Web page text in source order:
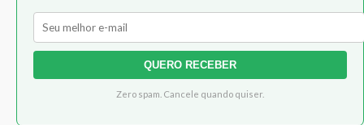
QUERO RECEBER
Zero spam. Cancele quando quiser.